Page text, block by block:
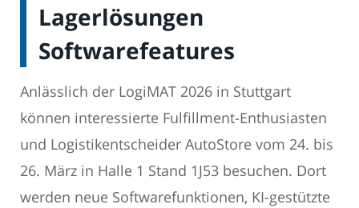
Lagerlösungen
Softwarefeatures
Anlässlich der LogiMAT 2026 in Stuttgart
können interessierte Fulfillment-Enthusiasten
und Logistikentscheider AutoStore vom 24. bis
26. März in Halle 1 Stand 1J53 besuchen. Dort
werden neue Softwarefunktionen, KI-gestützte